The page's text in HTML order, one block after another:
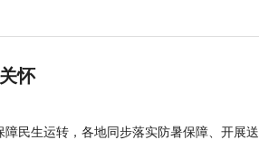
怀
民生运转，各地同步落实防暑保障、开展